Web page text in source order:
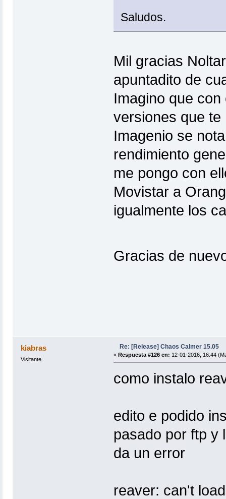
Saludos.
Mil gracias
apuntadito de
Imagino que
versiones que
Imagenio se
rendimiento
me pongo con
Movistar a
igualmente los
Gracias de
kiabras
Visitante
Re: [Release] Chaos Calmer 15.05
« Respuesta #126 en: 12-01-2016, 16:44
como instalo
edito e podido
pasado por ftp y
da un error
reaver: can't